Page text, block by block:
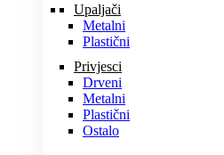
Upaljači
Metalni
Plastični
Privjesci
Drveni
Metalni
Plastični
Ostalo